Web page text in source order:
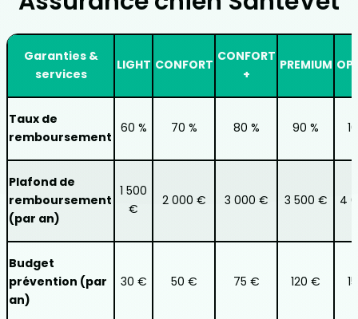
Garanties &
services
LIGHT CONFORT
CONFORT
+
PREMIUM
Taux de
remboursement
60 % 70 % 80 % 90 %
Plafond de
remboursement
(par an)
1 500
€
2 000 € 3 000 € 3 500 € 4
Budget
prévention (par
an)
30 € 50 € 75 € 120 €